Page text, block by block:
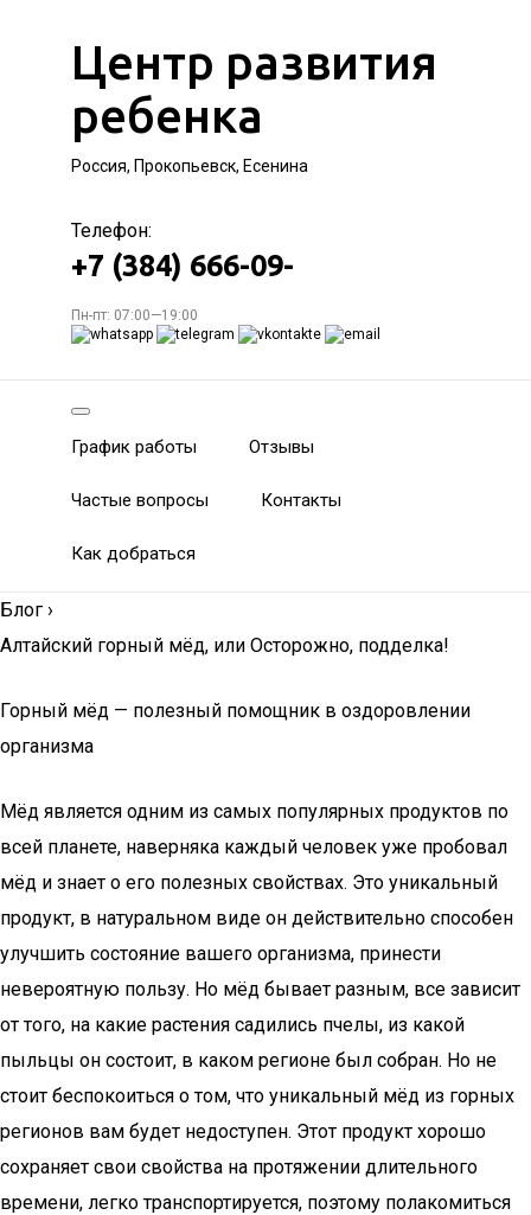
Центр развития
ребенка
Россия, Прокопьевск, Есенина
Телефон:
+7 (384) 666-09-
Пн-пт: 07:00—19:00
График работы Отзывы
Частые вопросы Контакты
Как добраться
Блог ›
Алтайский горный мёд, или Осторожно, подделка!
Горный мёд — полезный помощник в оздоровлении
организма
Мёд является одним из самых популярных продуктов по
всей планете, наверняка каждый человек уже пробовал
мёд и знает о его полезных свойствах. Это уникальный
продукт, в натуральном виде он действительно способен
улучшить состояние вашего организма, принести
невероятную пользу. Но мёд бывает разным, все зависит
от того, на какие растения садились пчелы, из какой
пыльцы он состоит, в каком регионе был собран. Но не
стоит беспокоиться о том, что уникальный мёд из горных
регионов вам будет недоступен. Этот продукт хорошо
сохраняет свои свойства на протяжении длительного
времени, легко транспортируется, поэтому полакомиться